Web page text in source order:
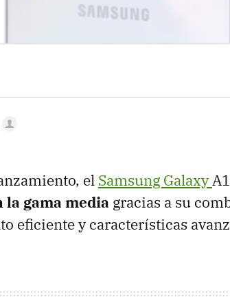
el Samsung Galaxy
la gama media gracias a su
eficiente y características